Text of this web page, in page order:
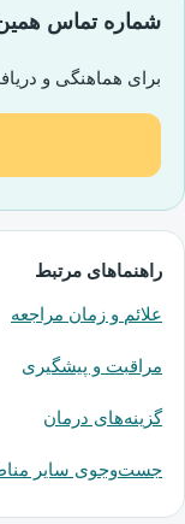
شماره تماس
برای هماهنگی و
راهنماهای مرتبط
علائم و زمان مراجعه
مراقبت و پیشگیری
گزینه‌های درمان
جست‌وجوی سایر